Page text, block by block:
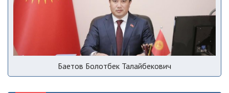
Баетов Болотбек Талайбекович